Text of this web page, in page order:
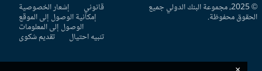
© 2025، مجموعة البنك الدولي جميع
محفوظة.
قانوني إشعار الخصوصية
إمكانية الوصول إلى الموقع
الوصول إلى المعلومات
تنبيه احتيال تقديم شكوى